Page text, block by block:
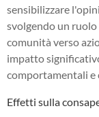
sensibilizzare
svolgendo un
comunità verso
impatto
comportamentali e
Effetti sulla